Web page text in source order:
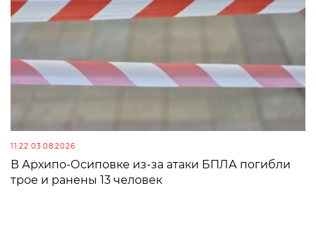
11:22 03.08.2026
В Архипо-Осиповке из-за атаки БПЛА погибли
трое и ранены 13 человек